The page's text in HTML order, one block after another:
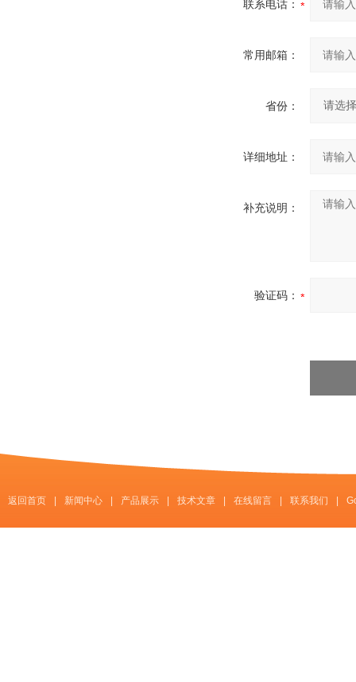
联系电话：
常用邮箱：
省份：
详细地址：
补充说明：
验证码：
返回首页 新闻中心 产品展示 技术文章 在线留言 联系我们